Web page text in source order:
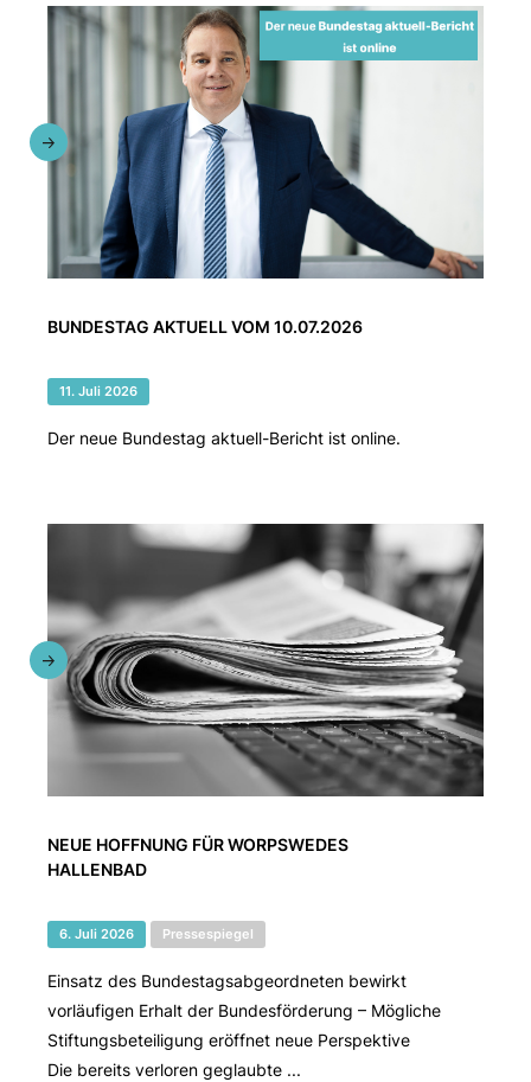
BUNDESTAG AKTUELL VOM 10.07.2026
11. Juli 2026
Der neue Bundestag aktuell-Bericht ist online.
NEUE HOFFNUNG FÜR WORPSWEDES
HALLENBAD
6. Juli 2026 Pressespiegel
Einsatz des Bundestagsabgeordneten bewirkt
vorläufigen Erhalt der Bundesförderung – Mögliche
Stiftungsbeteiligung eröffnet neue Perspektive
Die bereits verloren geglaubte ...